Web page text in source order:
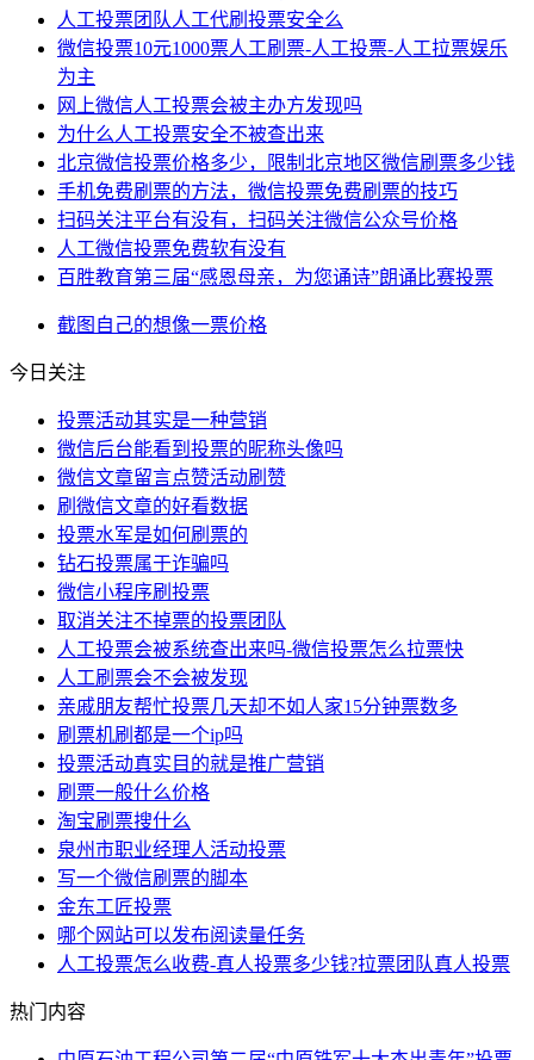
人工投票团队人工代刷投票安全么
微信投票10元1000票人工刷票-人工投票-人工拉票娱乐
为主
网上微信人工投票会被主办方发现吗
为什么人工投票安全不被查出来
北京微信投票价格多少，限制北京地区微信刷票多少钱
手机免费刷票的方法，微信投票免费刷票的技巧
扫码关注平台有没有，扫码关注微信公众号价格
人工微信投票免费软有没有
百胜教育第三届“感恩母亲，为您诵诗”朗诵比赛投票
截图 自己的想像一票价格
今日关注
投票活动其实是一种营销
微信后台能看到投票的昵称头像吗
微信文章留言点赞活动刷赞
刷微信文章的好看数据
投票水军是如何刷票的
钻石投票属于诈骗吗
微信小程序刷投票
​取消关注不掉票的投票团队
人工投票会被系统查出来吗-微信投票怎么拉票快
人工刷票会不会被发现
亲戚朋友帮忙投票几天却不如人家15分钟票数多
刷票机刷都是一个ip吗
投票活动真实目的就是推广营销
刷票一般什么价格
淘宝刷票搜什么
泉州市职业经理人活动投票
写一个微信刷票的脚本
金东工匠投票
哪个网站可以发布阅读量任务
人工投票怎么收费-真人投票多少钱?拉票团队真人投票
热门内容